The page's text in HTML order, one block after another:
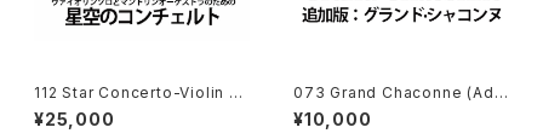
112 Star Concerto-Violin ヴ
ァイオリンソロとマンドリンオー
ケストラ のための星空のコンチ
¥25,000
073 Grand Chaconne (Add
itional Ver.) (追加版·グランド．
シャコンヌ)
¥10,000